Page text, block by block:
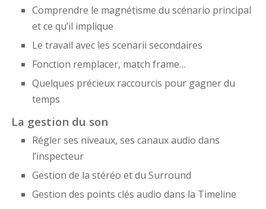
Comprendre le magnétisme du scénario principal
et ce qu’il implique
Le travail avec les scenarii secondaires
Fonction remplacer, match frame…
Quelques précieux raccourcis pour gagner du
temps
La gestion du son
Régler ses niveaux, ses canaux audio dans
l’inspecteur
Gestion de la stéréo et du Surround
Gestion des points clés audio dans la Timeline